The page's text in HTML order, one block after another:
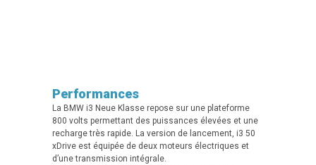
Performances
La BMW i3 Neue Klasse repose sur une plateforme
800 volts permettant des puissances élevées et une
recharge très rapide. La version de lancement, i3 50
xDrive est équipée de deux moteurs électriques et
d’une transmission intégrale.